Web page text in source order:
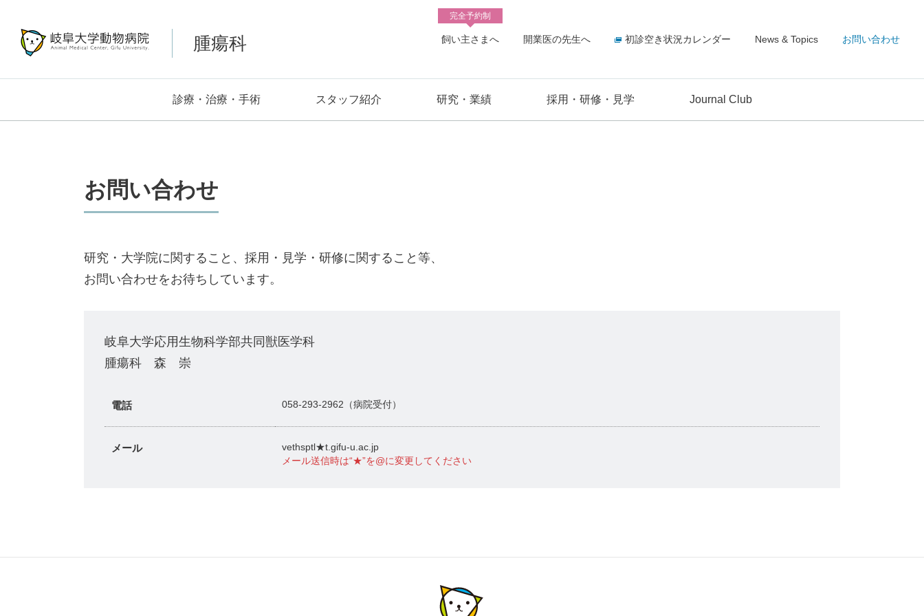
腫瘍科
完全予約制
飼い主さまへ 開業医の先生へ 初診空き状況カレンダー News & Topics お問い合わせ
診療・治療・手術 スタッフ紹介 研究・業績 採用・研修・見学 Journal Club
お問い合わせ
研究・大学院に関すること、採用・見学・研修に関すること等、
お問い合わせをお待ちしています。
岐阜大学応用生物科学部共同獣医学科
腫瘍科 森 崇
電話 058-293-2962（病院受付）
メール vethsptl★t.gifu-u.ac.jp
メール送信時は“★”を@に変更してください